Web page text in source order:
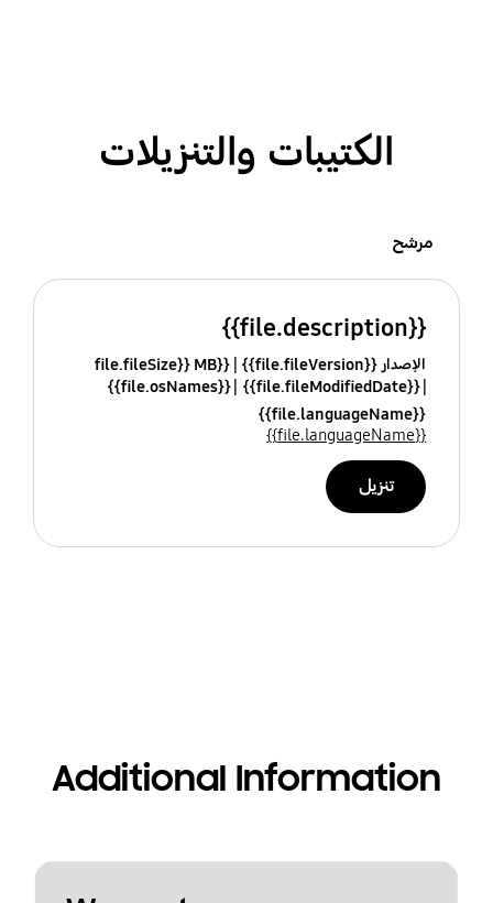
الكتيبات والتنزيلات
مرشح
{{file.description}}
الإصدار {{file.fileVersion}}
{{file.fileSize}} MB
{{file.fileModifiedDate}}
{{file.osNames}}
{{file.languageName}}
{{file.languageName}}
تنزيل
Additional Information